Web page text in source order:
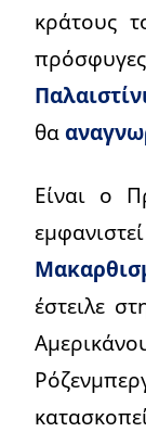
κράτους
θα
Είναι ο
έστειλε